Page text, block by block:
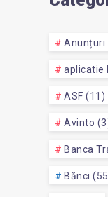
Anunțuri
aplicatie
ASF (11)
Avinto
Banca
Bănci